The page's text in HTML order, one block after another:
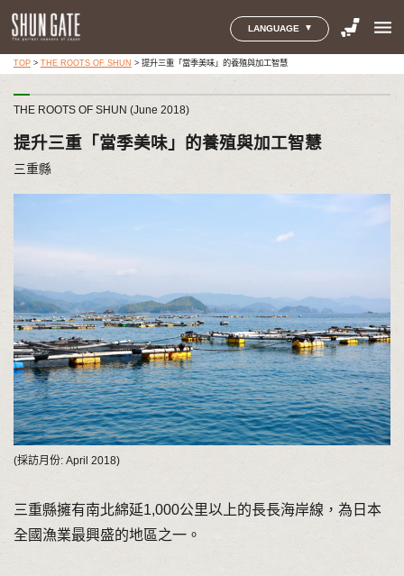
LANGUAGE menu
TOP> THE ROOTS OF SHUN > 提升三重「當季美味」的養殖與加工智慧
THE ROOTS OF SHUN (June 2018)
提升三重「當季美味」的養殖與加工智慧
三重縣
(採訪月份: April 2018)
三重縣擁有南北綿延1,000公里以上的長長海岸線，為日本
全國漁業最興盛的地區之一。